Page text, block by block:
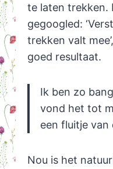
te laten trekken.
gegoogled:
trekken valt
goed resultaat.
Ik ben zo
vond het tot
een fluitje van
Nou is het